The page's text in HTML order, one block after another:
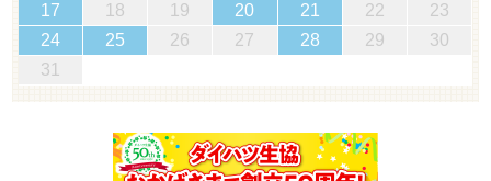
17
18 19 20 21 22
23
24
25 26 27 28 29
30
31